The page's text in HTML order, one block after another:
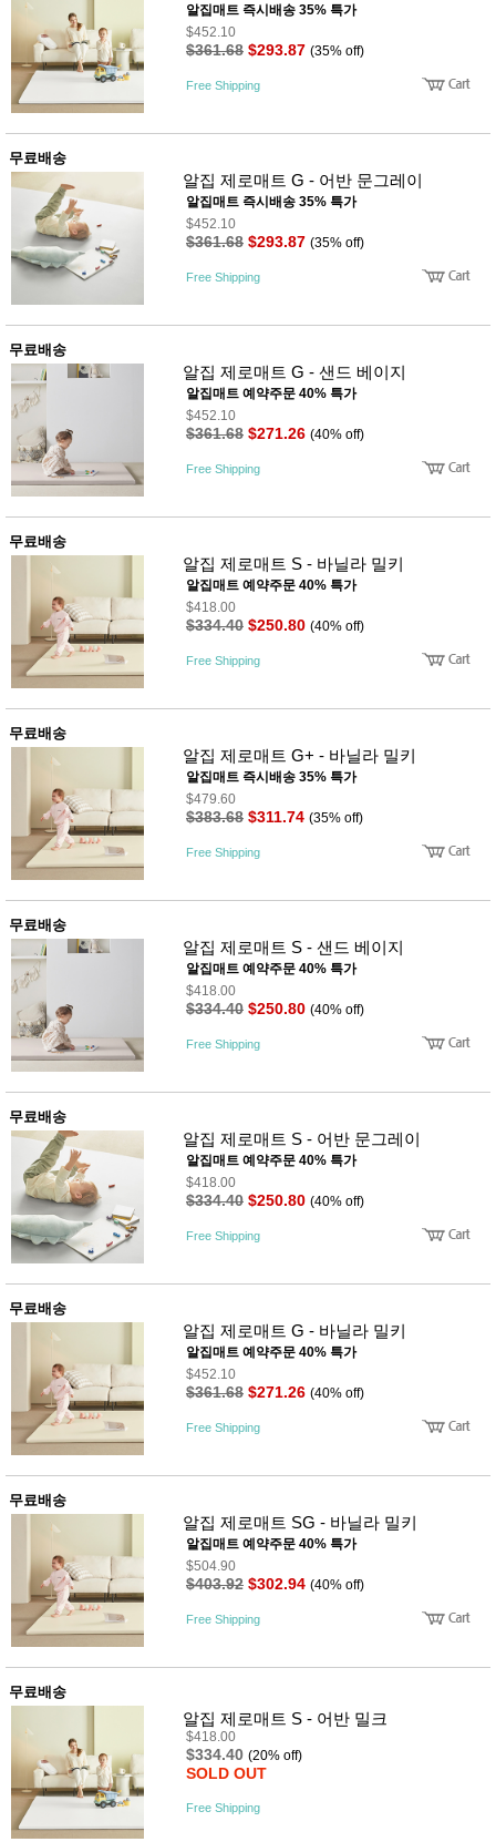
품
농산품
유 놀이방
매트
DVD
유아 보
드(칠
판)
조형물
DIY
유아 이
유식
아기띠/
외출용
품
건강/미
성장발
달교육
용품
패
션
어른내
의
유/아동
내의
가방/지
패션/잡
세탁세
제
일상 돋
보기
침구용
품
생활/욕
실/청소
용품
WALL
Pet
Supplies
공연/행
사
알집매트 즉시배송 35% 특가
$452.10
$361.68 $293.87 (35% off)
Free Shipping
무료배송
알집 제로매트 G - 어반 문그레이
알집매트 즉시배송 35% 특가
$452.10
$361.68 $293.87 (35% off)
Free Shipping
무료배송
알집 제로매트 G - 샌드 베이지
알집매트 예약주문 40% 특가
$452.10
$361.68 $271.26 (40% off)
Free Shipping
무료배송
알집 제로매트 S - 바닐라 밀키
알집매트 예약주문 40% 특가
$418.00
$334.40 $250.80 (40% off)
Free Shipping
무료배송
알집 제로매트 G+ - 바닐라 밀키
알집매트 즉시배송 35% 특가
$479.60
$383.68 $311.74 (35% off)
Free Shipping
무료배송
알집 제로매트 S - 샌드 베이지
알집매트 예약주문 40% 특가
$418.00
$334.40 $250.80 (40% off)
Free Shipping
무료배송
알집 제로매트 S - 어반 문그레이
알집매트 예약주문 40% 특가
$418.00
$334.40 $250.80 (40% off)
Free Shipping
무료배송
알집 제로매트 G - 바닐라 밀키
알집매트 예약주문 40% 특가
$452.10
$361.68 $271.26 (40% off)
Free Shipping
무료배송
알집 제로매트 SG - 바닐라 밀키
알집매트 예약주문 40% 특가
$504.90
$403.92 $302.94 (40% off)
Free Shipping
무료배송
알집 제로매트 S - 어반 밀크
$418.00
$334.40 (20% off)
SOLD OUT
Free Shipping